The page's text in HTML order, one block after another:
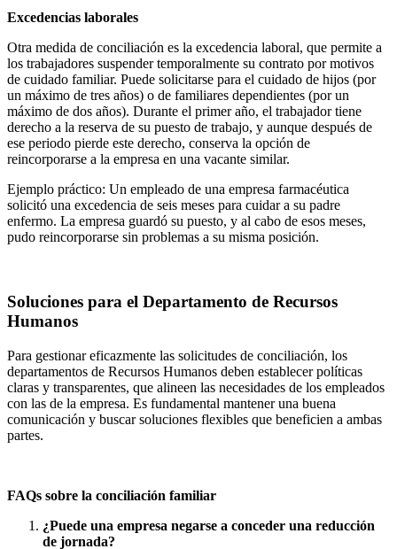
Excedencias laborales
Otra medida de conciliación es la excedencia laboral, que permite a
los trabajadores suspender temporalmente su contrato por motivos
de cuidado familiar. Puede solicitarse para el cuidado de hijos (por
un máximo de tres años) o de familiares dependientes (por un
máximo de dos años). Durante el primer año, el trabajador tiene
derecho a la reserva de su puesto de trabajo, y aunque después de
ese periodo pierde este derecho, conserva la opción de
reincorporarse a la empresa en una vacante similar.
Ejemplo práctico: Un empleado de una empresa farmacéutica
solicitó una excedencia de seis meses para cuidar a su padre
enfermo. La empresa guardó su puesto, y al cabo de esos meses,
pudo reincorporarse sin problemas a su misma posición.
Soluciones para el Departamento de Recursos
Humanos
Para gestionar eficazmente las solicitudes de conciliación, los
departamentos de Recursos Humanos deben establecer políticas
claras y transparentes, que alineen las necesidades de los empleados
con las de la empresa. Es fundamental mantener una buena
comunicación y buscar soluciones flexibles que beneficien a ambas
partes.
FAQs sobre la conciliación familiar
¿Puede una empresa negarse a conceder una reducción
de jornada?